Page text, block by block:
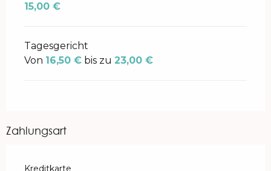
15,00 €
Tagesgericht
Von 16,50 € bis zu 23,00 €
Zahlungsart
Kreditkarte